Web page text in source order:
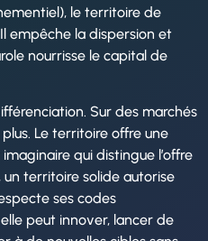
le territoire de
empêche la dispersion et
nourrisse le capital de
Sur des marchés
Le territoire offre une
qui distingue l’offre
un territoire solide autorise
ses codes
peut innover, lancer de